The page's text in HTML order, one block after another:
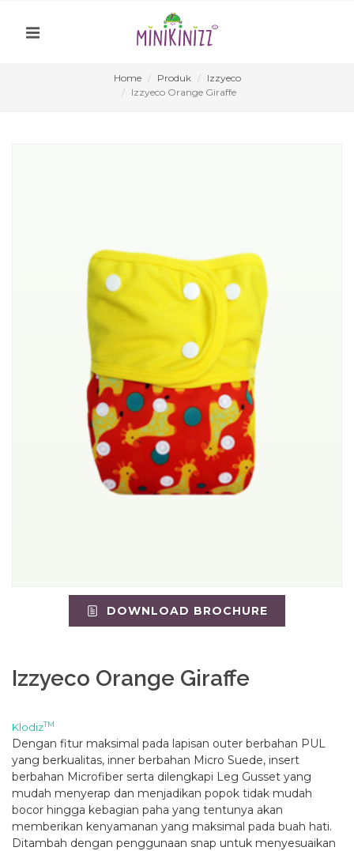
Home Produk
Izzyeco
Izzyeco Orange Giraffe
DOWNLOAD BROCHURE
Izzyeco Orange Giraffe
KlodizTM
Dengan fitur maksimal pada lapisan outer berbahan PUL
yang berkualitas, inner berbahan Micro Suede, insert
berbahan Microfiber serta dilengkapi Leg Gusset yang
mudah menyerap dan menjadikan popok tidak mudah
bocor hingga kebagian paha yang tentunya akan
memberikan kenyamanan yang maksimal pada buah hati.
Ditambah dengan penggunaan snap untuk menyesuaikan